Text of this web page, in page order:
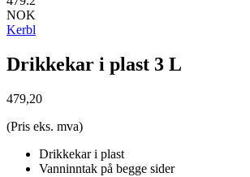
NOK
Kerbl
Drikkekar i plast 3 L
479,20
(Pris eks. mva)
Drikkekar i plast
Vanninntak på begge sider